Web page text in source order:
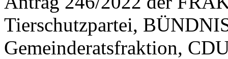
Tierschutzpartei,
Gemeinderatsfraktion,